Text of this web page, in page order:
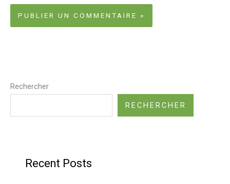
Rechercher
RECHERCHER
Recent Posts